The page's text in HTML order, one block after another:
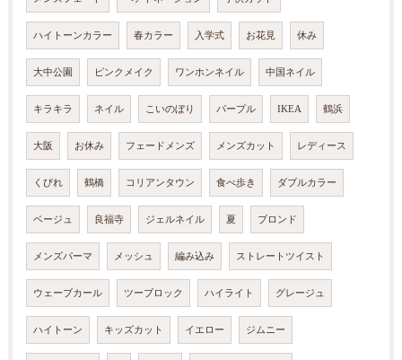
ハイトーンカラー 春カラー 入学式 お花見 休み
大中公園 ピンクメイク ワンホンネイル 中国ネイル
キラキラ ネイル こいのぼり パープル IKEA 鶴浜
大阪 お休み フェードメンズ メンズカット レディース
くびれ 鶴橋 コリアンタウン 食べ歩き ダブルカラー
ベージュ 良福寺 ジェルネイル 夏 ブロンド
メンズパーマ メッシュ 編み込み ストレートツイスト
ウェーブカール ツーブロック ハイライト グレージュ
ハイトーン キッズカット イエロー ジムニー